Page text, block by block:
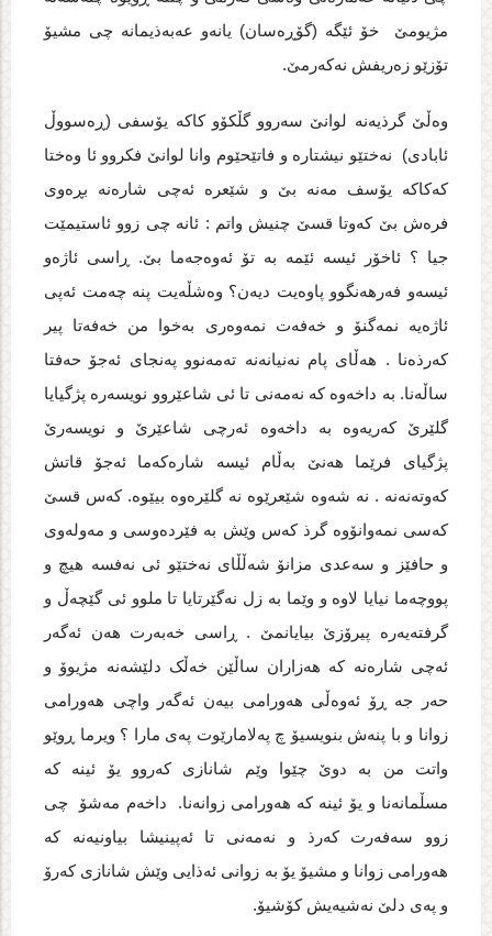
مژیومێ خۆ ئێگه‌ (گۆڕه‌سان) یانه‌و عه‌به‌ذیمانه‌ چی مشیۆ
تۆزێو زه‌ریفش نه‌که‌رمێ.
وه‌ڵێ گرذیه‌نه‌ لوانێ سه‌روو گڵکۆو کاکه‌ یۆسفی (ڕه‌سووڵ
ئابادی) نه‌ختێو نیشتاره‌ و فاتێحێوم وانا لوانێ فکروو ئا وه‌ختا
که‌کاکه‌ یۆسف مه‌نه‌ بێ و شێعره‌ ئه‌چی شاره‌نه‌ بڕه‌وی
فره‌ش بێ که‌وتا قسێ چنیش واتم : ئانه‌ چی زوو ئاستیمێت
جیا ؟ ئاخۆر ئیسه‌ ئێمه‌ به‌ تۆ ئه‌وه‌جه‌ما بێ. ڕاسی ئاژه‌و
ئیسه‌و فه‌رهه‌نگوو پاوه‌یت دیه‌ن؟ وه‌شڵه‌یت پنه‌ چه‌مت ئه‌پی
ئاژه‌یه‌ نمه‌گنۆ و خه‌فه‌ت نمه‌وه‌ری به‌خوا من خه‌فه‌تا پیر
که‌رذه‌نا . هه‌ڵای پام نه‌نیانه‌نه‌ ته‌مه‌نوو په‌نجای ئه‌جۆ حه‌فتا
ساڵه‌نا. به‌ داخه‌وه‌ که‌ نه‌مه‌نی تا ئی شاعێروو نویسه‌ره‌ پژگیایا
گلێرێ که‌ریه‌وه‌ به‌ داخه‌وه‌ ئه‌رچی شاعێرێ و نویسه‌رێ
پژگیای فرێما هه‌نێ به‌ڵام ئیسه‌ شاره‌که‌ما ئه‌جۆ قاتش
که‌وته‌نه‌نه‌ . نه‌ شه‌وه‌ شێعرێوه‌ نه‌ گلێره‌وه‌ بیێوه‌. که‌س قسێ
که‌سی نمه‌وانۆوه‌ گرذ که‌س وێش به‌ فێرده‌وسی و مه‌وله‌وی
و حافێز و سه‌عدی مزانۆ شه‌ڵڵای نه‌ختێو ئی نه‌فسه‌ هیچ و
پووچه‌ما نیایا لاوه‌ و وێما به‌ زل نه‌گێرتایا تا ملوو ئی گێچه‌ڵ و
گرفته‌یه‌ره‌ پیرۆزێ بیایانمێ . ڕاسی خه‌به‌رت هه‌ن ئه‌گه‌ر
ئه‌چی شاره‌نه‌ که‌ هه‌زاران ساڵێن خه‌ڵک دلێشه‌نه‌ مژیوۆ و
حه‌ر جه‌ ڕۆ ئه‌وه‌ڵی هه‌ورامی بیه‌ن ئه‌گه‌ر واچی هه‌ورامی
زوانا و با پنه‌ش بنویسیۆ چ په‌لامارێوت په‌ی مارا ؟ ویرما ڕوێو
واتت من به‌ دوێ چێوا وێم شانازی که‌روو یۆ ئینه‌ که‌
مسڵمانه‌نا و یۆ ئینه‌ که‌ هه‌ورامی زوانه‌نا. داخه‌م مه‌شۆ چی
زوو سه‌فه‌رت که‌رذ و نه‌مه‌نی تا ئه‌پینیشا بیاونیه‌نه‌ که‌
هه‌ورامی زوانا و مشیۆ یۆ به‌ زوانی ئه‌ذایی وێش شانازی که‌رۆ
و په‌ی دلێ نه‌شیه‌یش کۆشیۆ.